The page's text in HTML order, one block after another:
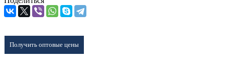
Получить оптовые цены